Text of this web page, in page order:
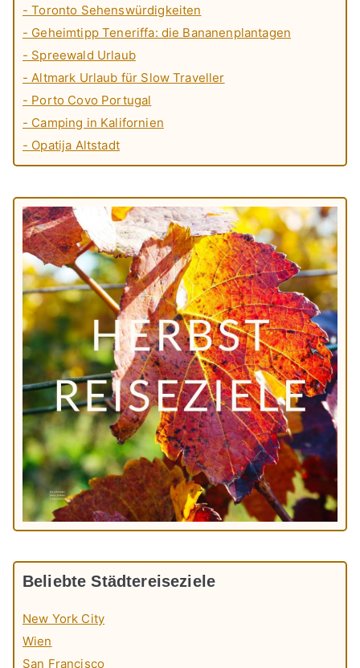
- Toronto Sehenswürdigkeiten
- Geheimtipp Teneriffa: die Bananenplantagen
- Spreewald Urlaub
- Altmark Urlaub für Slow Traveller
- Porto Covo Portugal
- Camping in Kalifornien
- Opatija Altstadt
Beliebte Städtereiseziele
New York City
Wien
San Francisco